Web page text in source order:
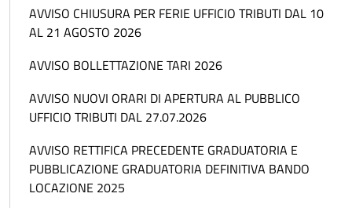
AVVISO CHIUSURA PER FERIE UFFICIO TRIBUTI DAL 10
AL 21 AGOSTO 2026
AVVISO BOLLETTAZIONE TARI 2026
AVVISO NUOVI ORARI DI APERTURA AL PUBBLICO
UFFICIO TRIBUTI DAL 27.07.2026
AVVISO RETTIFICA PRECEDENTE GRADUATORIA E
PUBBLICAZIONE GRADUATORIA DEFINITIVA BANDO
LOCAZIONE 2025